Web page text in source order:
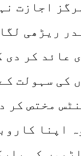
اجازت
ریڑھی
عائد کر دی
کی سہولت
مختص کر
اپنا